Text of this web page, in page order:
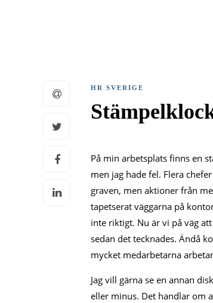
HR SVERIGE
På min arbetsplats finns en
men jag hade fel. Flera
graven, men aktioner från
tapetserat väggarna på
inte riktigt. Nu är vi på väg
sedan det tecknades. Ändå
mycket medarbetarna
Jag vill gärna se en annan
eller minus. Det handlar om